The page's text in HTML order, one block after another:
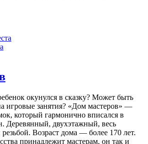
окунулся в сказку? Может быть
игровые занятия? «Дом мастеров» —
который гармонично вписался в
Деревянный, двухэтажный, весь
Возраст дома — более 170 лет.
принадлежит мастерам, он так и